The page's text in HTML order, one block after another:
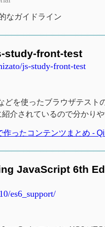
なガイドライン
study-front-test
js-study-front-test
どを使ったブラウザテスト
介されているので分かりや
ったコンテンツまとめ -
JavaScript 6th
es6_support/